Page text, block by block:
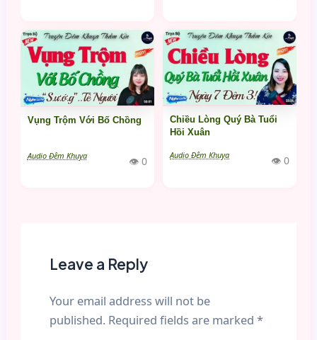
Vụng Trộm Với Bố Chồng
Audio Đêm Khuya 👁 0
Chiều Lòng Quý Bà Tuổi
Hồi Xuân
Audio Đêm Khuya 👁 0
Leave a Reply
Your email address will not be
published. Required fields are marked *